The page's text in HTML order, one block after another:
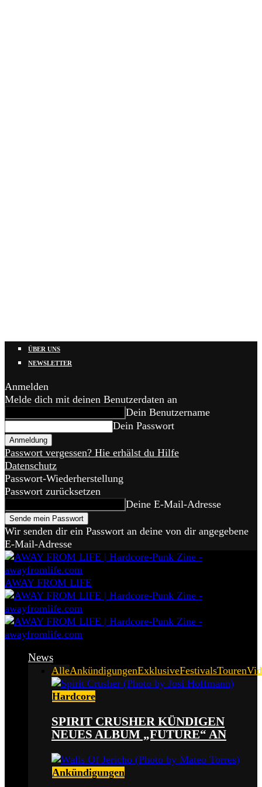
ÜBER UNS
NEWSLETTER
Anmelden
Melde dich mit deinen Benutzerdaten an
Dein Benutzername
Dein Passwort
Passwort vergessen? Hie erhälst du Hilfe
Datenschutz
Passwort-Wiederherstellung
Passwort zurücksetzen
Deine E-Mail-Adresse
Wir senden dir ein Passwort an deine von dir angegebene
E-Mail-Adresse
AWAY FROM LIFE
News
AlleAnkündigungenExklusiveFestivalsTouren
Hardcore
SPIRIT CRUSHER KÜNDIGEN
NEUES ALBUM „FUTURE“ AN
Ankündigungen